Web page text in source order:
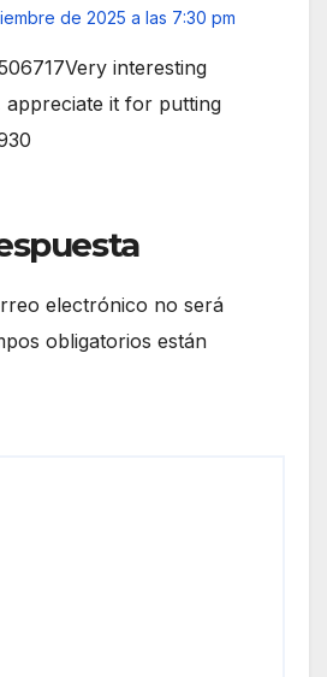
de 2025 a las 7:30 pm
interesting
appreciate it for putting
electrónico no será
obligatorios están